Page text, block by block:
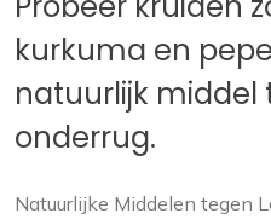
kurkuma en
natuurlijk middel
onderrug.
Natuurlijke Middelen tegen